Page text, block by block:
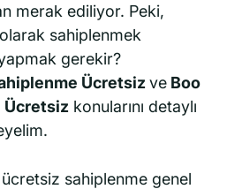
merak ediliyor. Peki,
sahiplenmek
gerekir?
Ücretsizve Boo
Ücretsiz konularını detaylı
sahiplenme genel